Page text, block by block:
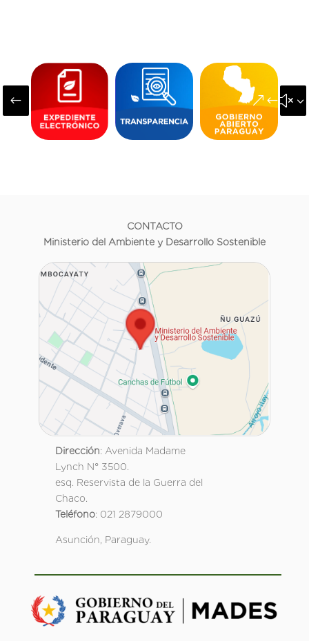
#
CONTACTO
Ministerio del Ambiente y Desarrollo Sostenible
Dirección: Avenida Madame
Lynch N° 3500.
esq. Reservista de la Guerra del
Chaco.
Teléfono: 021 2879000
Asunción, Paraguay.